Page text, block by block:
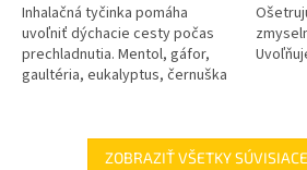
Inhalačná tyčinka pomáha
uvoľniť dýchacie cesty počas
prechladnutia. Mentol, gáfor,
gaultéria, eukalyptus, černuška
ZOBRAZIŤ VŠETKY